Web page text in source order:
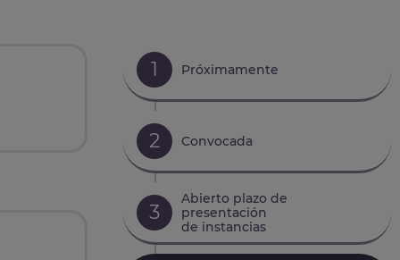
1 Próximamente
2 Convocada
3
Abierto plazo de
presentación
de instancias